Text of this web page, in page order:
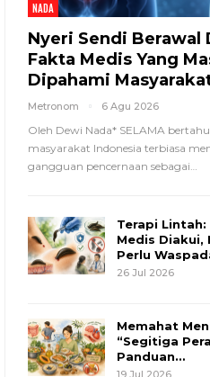
NADA
Nyeri Sendi Berawal
Fakta Medis Yang
Dipahami
Metronom 6 Agu 2026
Oleh Dewi Nada* SELAMA
masyarakat Indonesia terbiasa
gangguan pencernaan sebagai…
Terapi
Medis Diakui,
Perlu
26 Jul 2026
Memahat
“Segitiga
Panduan…
19 Jul 2026